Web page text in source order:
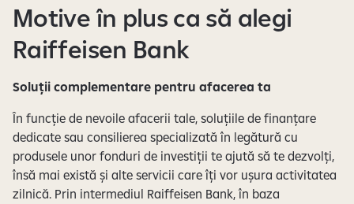
Motive în plus ca să alegi
Raiffeisen Bank
Soluții complementare pentru afacerea ta
În funcție de nevoile afacerii tale, soluțiile de finanțare
dedicate sau consilierea specializată în legătură cu
produsele unor fonduri de investiții te ajută să te dezvolți,
însă mai există și alte servicii care îți vor ușura activitatea
zilnică. Prin intermediul Raiffeisen Bank, în baza